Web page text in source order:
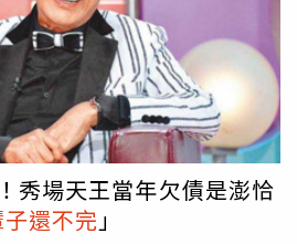
秀場天王當年欠債是澎恰
還不完 」